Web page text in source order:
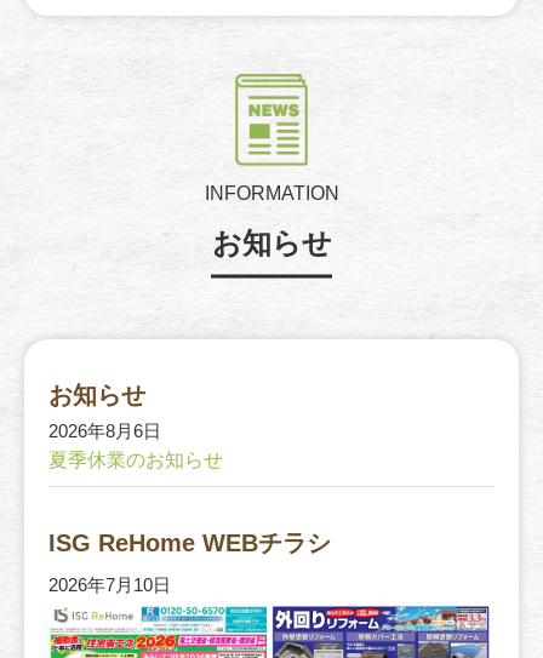
お知らせ
INFORMATION
お知らせ
2026年8月6日
夏季休業のお知らせ
ISG ReHome WEBチラシ
2026年7月10日